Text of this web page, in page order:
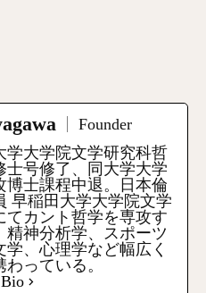
Founder
学大学院文学研究科哲
士号修了、同大学大学
博士課程中退。日本倫
早稲田大学大学院文学
てカント哲学を専攻す
精神分析学、スポーツ
学、心理学など幅広く
っている。